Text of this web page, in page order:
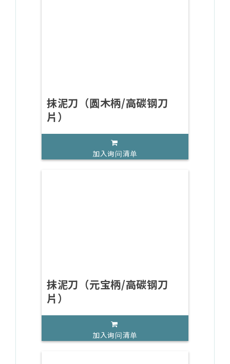
抹泥刀（圆木柄/高碳钢刀
片）
加入询问清单
抹泥刀（元宝柄/高碳钢刀
片）
加入询问清单